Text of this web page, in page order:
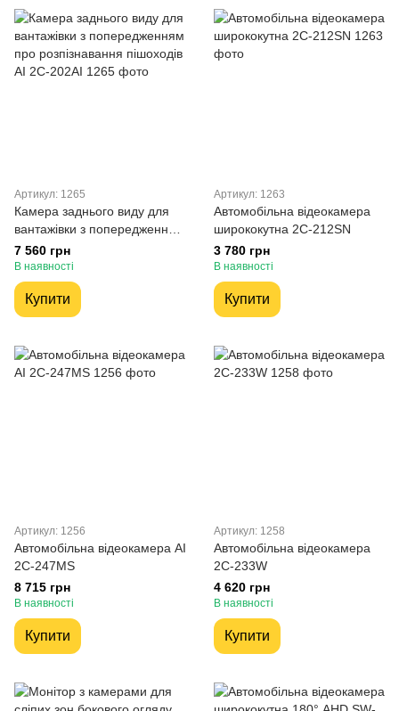
Артикул: 1265
Камера заднього виду для
вантажівки з попередженням
про розпізнавання пішоходів
AI 2C-202AI
7 560 грн
В наявності
Купити
Артикул: 1263
Автомобільна відеокамера
ширококутна 2C-212SN
3 780 грн
В наявності
Купити
Артикул: 1256
Автомобільна відеокамера AI
2C-247MS
8 715 грн
В наявності
Купити
Артикул: 1258
Автомобільна відеокамера
2C-233W
4 620 грн
В наявності
Купити